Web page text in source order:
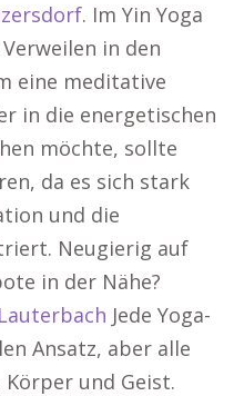
. Im Yin Yoga
in den
eine meditative
in die energetischen
möchte, sollte
da es sich stark
und die
Neugierig auf
in der Nähe?
Jede Yoga-
Ansatz, aber alle
und Geist.